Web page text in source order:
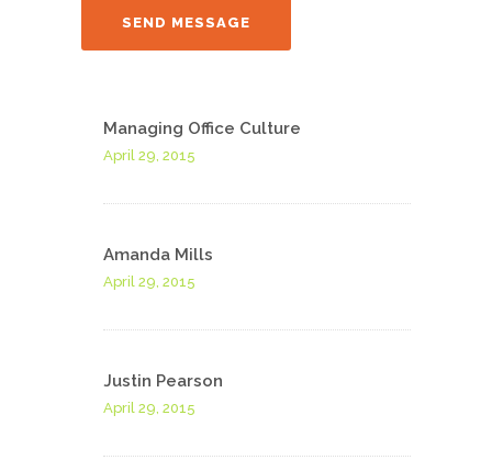
Managing Office Culture
April 29, 2015
Amanda Mills
April 29, 2015
Justin Pearson
April 29, 2015